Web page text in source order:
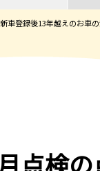
車登録後13年越えのお車